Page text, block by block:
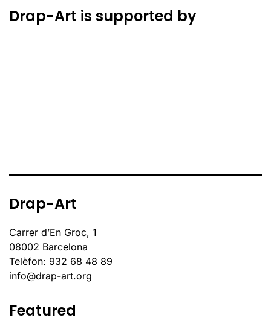
Drap-Art is supported by
Drap-Art
Carrer d’En Groc, 1
08002 Barcelona
Telèfon: 932 68 48 89
info@drap-art.org
Featured